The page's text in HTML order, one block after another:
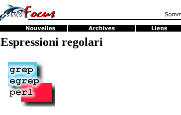
Espressioni regolari